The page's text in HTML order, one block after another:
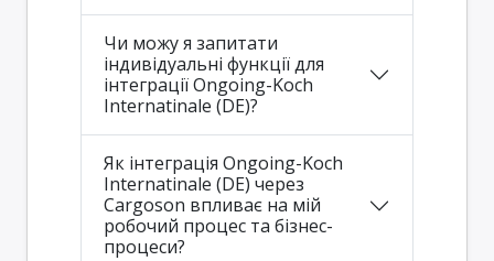
Чи можу я запитати
індивідуальні функції для
інтеграції Ongoing-Koch
Internatinale (DE)?
Як інтеграція Ongoing-Koch
Internatinale (DE) через
Cargoson впливає на мій
робочий процес та бізнес-
процеси?